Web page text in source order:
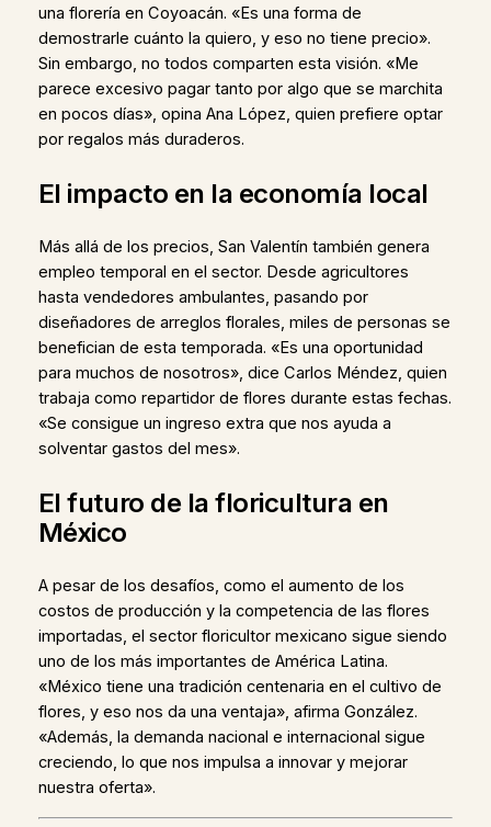
una florería en Coyoacán. «Es una forma de
demostrarle cuánto la quiero, y eso no tiene precio».
Sin embargo, no todos comparten esta visión. «Me
parece excesivo pagar tanto por algo que se marchita
en pocos días», opina Ana López, quien prefiere optar
por regalos más duraderos.
El impacto en la economía local
Más allá de los precios, San Valentín también genera
empleo temporal en el sector. Desde agricultores
hasta vendedores ambulantes, pasando por
diseñadores de arreglos florales, miles de personas se
benefician de esta temporada. «Es una oportunidad
para muchos de nosotros», dice Carlos Méndez, quien
trabaja como repartidor de flores durante estas fechas.
«Se consigue un ingreso extra que nos ayuda a
solventar gastos del mes».
El futuro de la floricultura en
México
A pesar de los desafíos, como el aumento de los
costos de producción y la competencia de las flores
importadas, el sector floricultor mexicano sigue siendo
uno de los más importantes de América Latina.
«México tiene una tradición centenaria en el cultivo de
flores, y eso nos da una ventaja», afirma González.
«Además, la demanda nacional e internacional sigue
creciendo, lo que nos impulsa a innovar y mejorar
nuestra oferta».